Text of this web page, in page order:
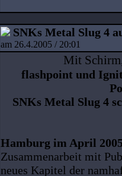
SNKs Metal Slug 4
am 26.4.2005 / 20:01
Mit
flashpoint und
SNKs Metal Slug 4
Hamburg im April
Zusammenarbeit mit
neues Kapitel der